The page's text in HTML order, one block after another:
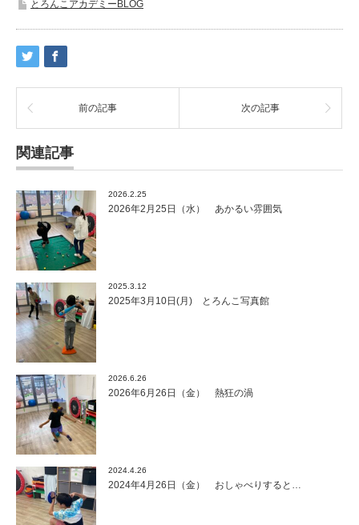
とろんこアカデミーBLOG
前の記事 次の記事
関連記事
2026.2.25
2026年2月25日（水） あかるい雰囲気
2025.3.12
2025年3月10日(月) とろんこ写真館
2026.6.26
2026年6月26日（金） 熱狂の渦
2024.4.26
2024年4月26日（金） おしゃべりすると…